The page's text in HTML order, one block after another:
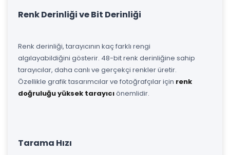
Renk Derinliği ve Bit Derinliği
Renk derinliği, tarayıcının kaç farklı rengi
algılayabildiğini gösterir. 48-bit renk derinliğine sahip
tarayıcılar, daha canlı ve gerçekçi renkler üretir.
Özellikle grafik tasarımcılar ve fotoğrafçılar için renk
doğruluğu yüksek tarayıcıönemlidir.
Tarama Hızı